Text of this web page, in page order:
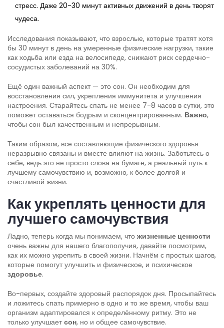
стресс. Даже 20-30 минут активных движений в день творят
чудеса.
Исследования показывают, что взрослые, которые тратят хотя
бы 30 минут в день на умеренные физические нагрузки, такие
как ходьба или езда на велосипеде, снижают риск сердечно-
сосудистых заболеваний на 30%.
Ещё один важный аспект — это сон. Он необходим для
восстановления сил, укрепления иммунитета и улучшения
настроения. Старайтесь спать не менее 7-8 часов в сутки, это
поможет оставаться бодрым и сконцентрированным. Важно,
чтобы сон был качественным и непрерывным.
Таким образом, все составляющие физического здоровья
неразрывно связаны и вместе влияют на жизнь. Заботьтесь о
себе, ведь это не просто слова на бумаге, а реальный путь к
лучшему самочувствию и, возможно, к более долгой и
счастливой жизни.
Как укреплять ценности для
лучшего самочувствия
Ладно, теперь когда мы понимаем, что жизненные ценности
очень важны для нашего благополучия, давайте посмотрим,
как их можно укрепить в своей жизни. Начнём с простых шагов,
которые помогут улучшить и физическое, и психическое
здоровье.
Во-первых, создайте здоровый распорядок дня. Просыпайтесь
и ложитесь спать примерно в одно и то же время, чтобы ваш
организм адаптировался к определённому ритму. Это не
только улучшаетсон, но и общее самочувствие.